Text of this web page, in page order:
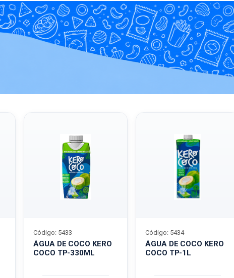
ÁGUA DE COCO KERO
COCO TP-330ML
Código: 5433
ÁGUA DE COCO KERO
COCO TP-1L
Código: 5434